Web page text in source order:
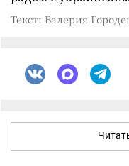
Текст: Валерия